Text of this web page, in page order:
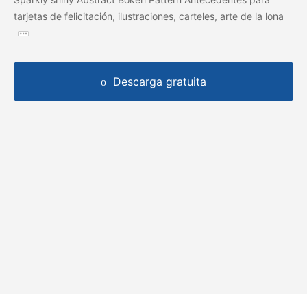
tarjetas de felicitación, ilustraciones, carteles, arte de la lona
Descarga gratuita